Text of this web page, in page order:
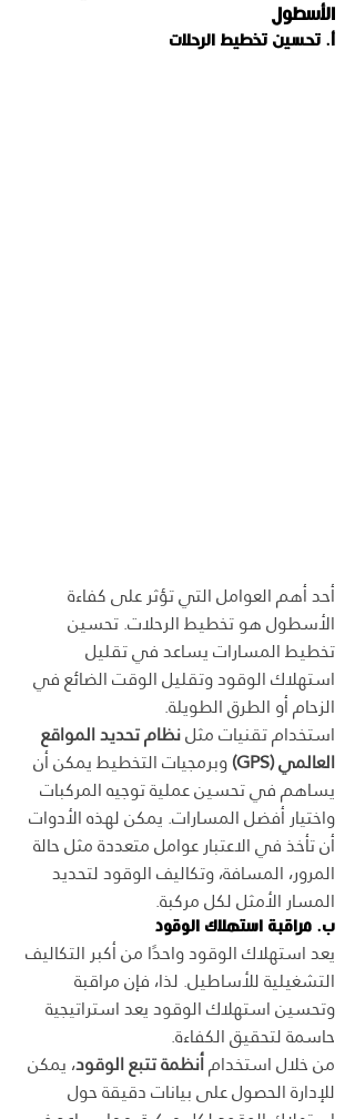
الأسطول
أ. تحسين تخطيط الرحلات
أحد أهم العوامل التي تؤثر على كفاءة
الأسطول هو تخطيط الرحلات. تحسين
تخطيط المسارات يساعد في تقليل
استهلاك الوقود وتقليل الوقت الضائع في
الزحام أو الطرق الطويلة.
استخدام تقنيات مثل نظام تحديد المواقع
العالمي (GPS)
وبرمجيات التخطيط يمكن أن
يساهم في تحسين عملية توجيه المركبات
واختيار أفضل المسارات. يمكن لهذه الأدوات
أن تأخذ في الاعتبار عوامل متعددة مثل حالة
المرور، المسافة، وتكاليف الوقود لتحديد
المسار الأمثل لكل مركبة.
ب. مراقبة استهلاك الوقود
يعد استهلاك الوقود واحدًا من أكبر التكاليف
التشغيلية للأساطيل. لذا، فإن مراقبة
وتحسين استهلاك الوقود يعد استراتيجية
حاسمة لتحقيق الكفاءة.
من خلال استخدام أنظمة تتبع الوقود، يمكن
للإدارة الحصول على بيانات دقيقة حول